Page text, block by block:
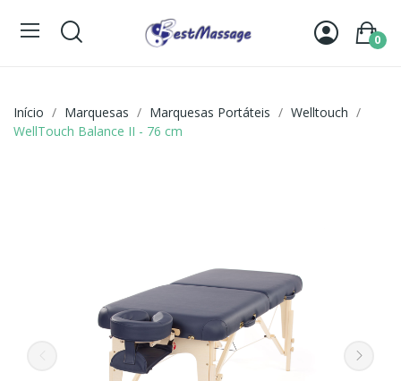
0
Início Marquesas Marquesas Portáteis
Welltouch
WellTouch Balance II - 76 cm